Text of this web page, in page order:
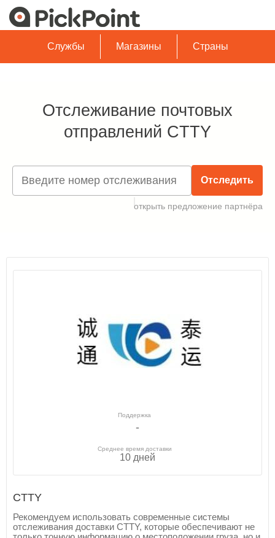
Службы Магазины Страны
Отслеживание почтовых
отправлений CTTY
Отследить
открыть предложение партнёра
Поддержка
-
Среднее время доставки
10 дней
CTTY
Рекомендуем использовать современные системы
отслеживания доставки CTTY, которые обеспечивают не